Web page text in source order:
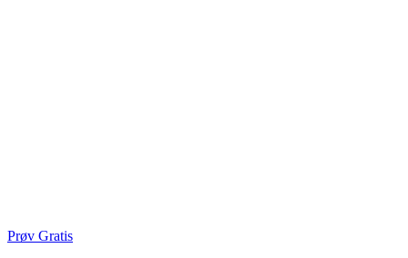
Prøv Gratis